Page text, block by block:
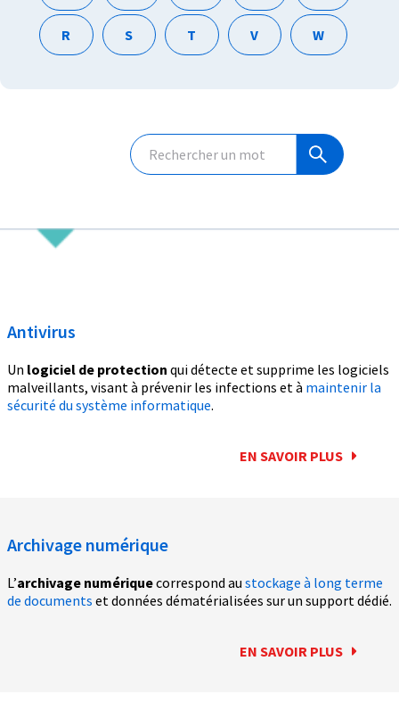
R S T V W
Antivirus
Un logiciel de protection qui détecte et supprime les logiciels
malveillants, visant à prévenir les infections et à maintenir la
sécurité du système informatique.
EN SAVOIR PLUS
Archivage numérique
L’archivage numériquecorrespond au stockage à long terme
de documents et données dématérialisées sur un support dédié.
EN SAVOIR PLUS